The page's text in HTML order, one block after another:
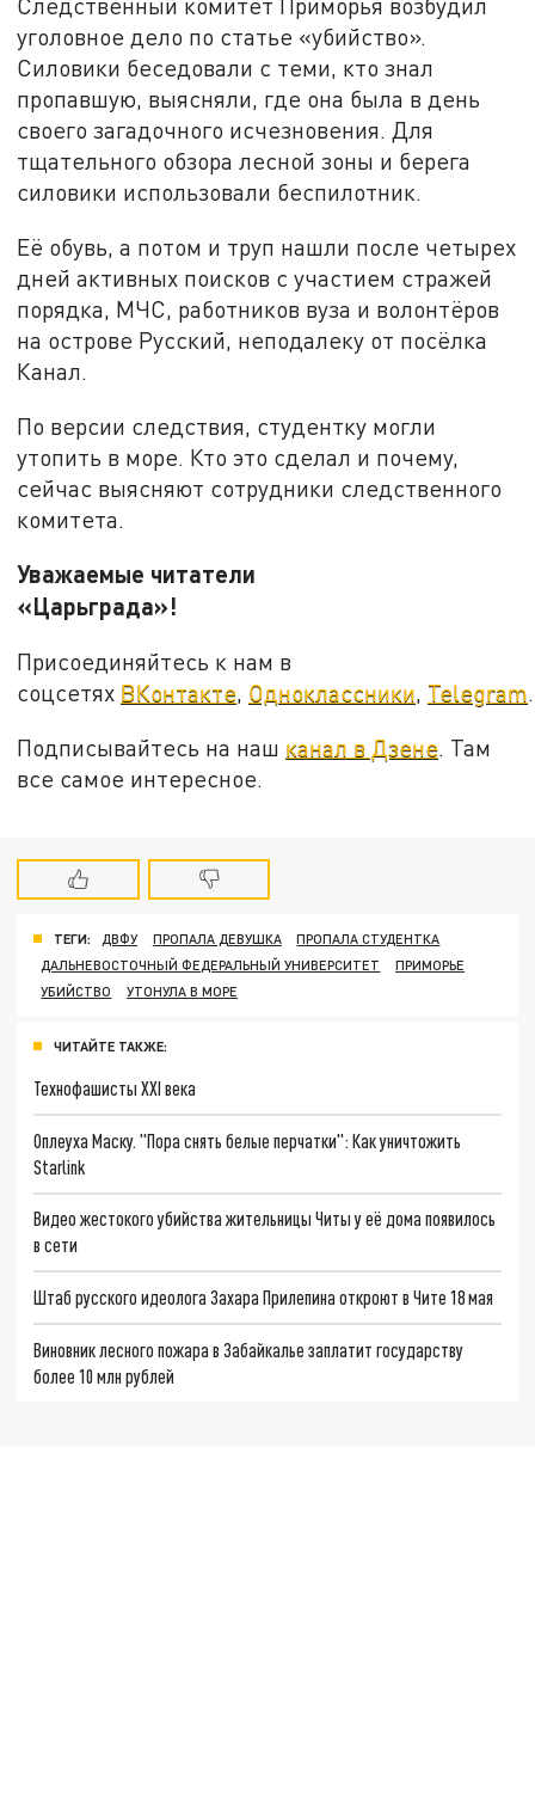
Следственный комитет Приморья возбудил
уголовное дело по статье «убийство».
Силовики беседовали с теми, кто знал
пропавшую, выясняли, где она была в день
своего загадочного исчезновения. Для
тщательного обзора лесной зоны и берега
силовики использовали беспилотник.
Её обувь, а потом и труп нашли после четырех
дней активных поисков с участием стражей
порядка, МЧС, работников вуза и волонтёров
на острове Русский, неподалеку от посёлка
Канал.
По версии следствия, студентку могли
утопить в море. Кто это сделал и почему,
сейчас выясняют сотрудники следственного
комитета.
Уважаемые читатели
«Царьграда»!
Присоединяйтесь к нам в
соцсетях ВКонтакте, Одноклассники, Telegram.
Подписывайтесь на наш канал в Дзене . Там
все самое интересное.
ТЕГИ: ДВФУ ПРОПАЛА ДЕВУШКА
ПРОПАЛА СТУДЕНТКА
ДАЛЬНЕВОСТОЧНЫЙ ФЕДЕРАЛЬНЫЙ УНИВЕРСИТЕТ
ПРИМОРЬЕ
УБИЙСТВО
УТОНУЛА В МОРЕ
ЧИТАЙТЕ ТАКЖЕ:
Технофашисты XXI века
Оплеуха Маску. "Пора снять белые перчатки": Как уничтожить
Starlink
Видео жестокого убийства жительницы Читы у её дома появилось
в сети
Штаб русского идеолога Захара Прилепина откроют в Чите 18 мая
Виновник лесного пожара в Забайкалье заплатит государству
более 10 млн рублей